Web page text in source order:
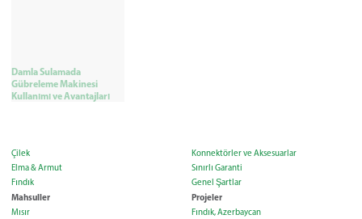
Damla Sulamada
Gübreleme Makinesi
Kullanımı ve Avantajları
Çilek
Elma & Armut
Fındık
Mahsuller
Mısır
Konnektörler ve Aksesuarlar
Sınırlı Garanti
Genel Şartlar
Projeler
Fındık, Azerbaycan